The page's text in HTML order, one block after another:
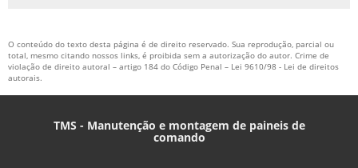
O conteúdo do texto desta página é de direito reservado. Sua reprodução, parcial ou
total, mesmo citando nossos links, é proibida sem a autorização do autor. Crime de
violação de direito autoral – artigo 184 do Código Penal – Lei 9610/98 - Lei de direitos
autorais.
TMS - Manutenção e montagem de paineis de
comando